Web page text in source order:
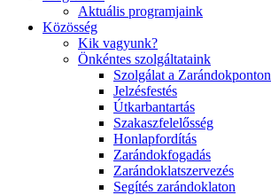
Aktuális programjaink
Közösség
Kik vagyunk?
Önkéntes szolgáltataink
Szolgálat a Zarándokponton
Jelzésfestés
Útkarbantartás
Szakaszfelelősség
Honlapfordítás
Zarándokfogadás
Zarándoklatszervezés
Segítés zarándoklaton